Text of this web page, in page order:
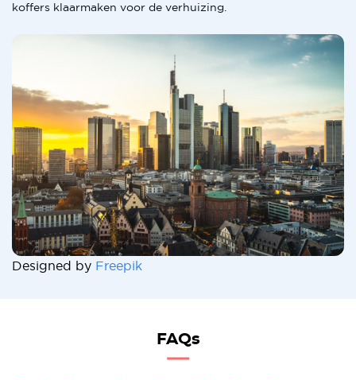
koffers klaarmaken voor de verhuizing.
Designed by Freepik
FAQs